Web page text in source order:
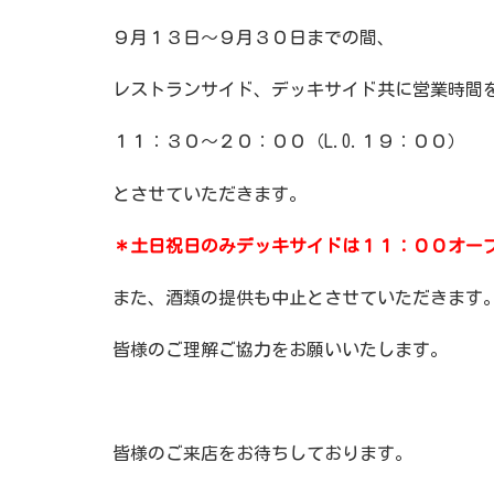
９月１３日～９月３０日までの間、
レストランサイド、デッキサイド共に営業時間
１１：３０～２０：００（L.O.１９：００）
とさせていただきます。
＊土日祝日のみデッキサイドは１１：００オー
また、酒類の提供も中止とさせていただきます。
皆様のご理解ご協力をお願いいたします。
皆様のご来店をお待ちしております。